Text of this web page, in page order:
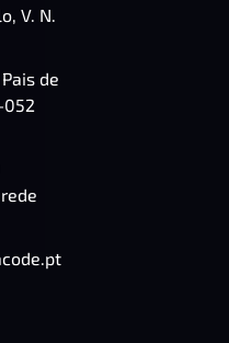
V. N.
de
052